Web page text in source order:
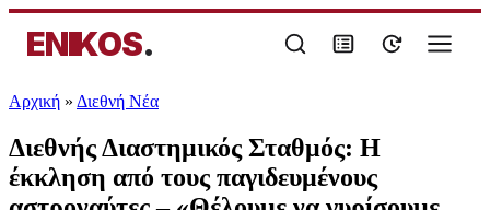
ENIKOS.
Αρχική » Διεθνή Νέα
Διεθνής Διαστημικός Σταθμός: Η
έκκληση από τους παγιδευμένους